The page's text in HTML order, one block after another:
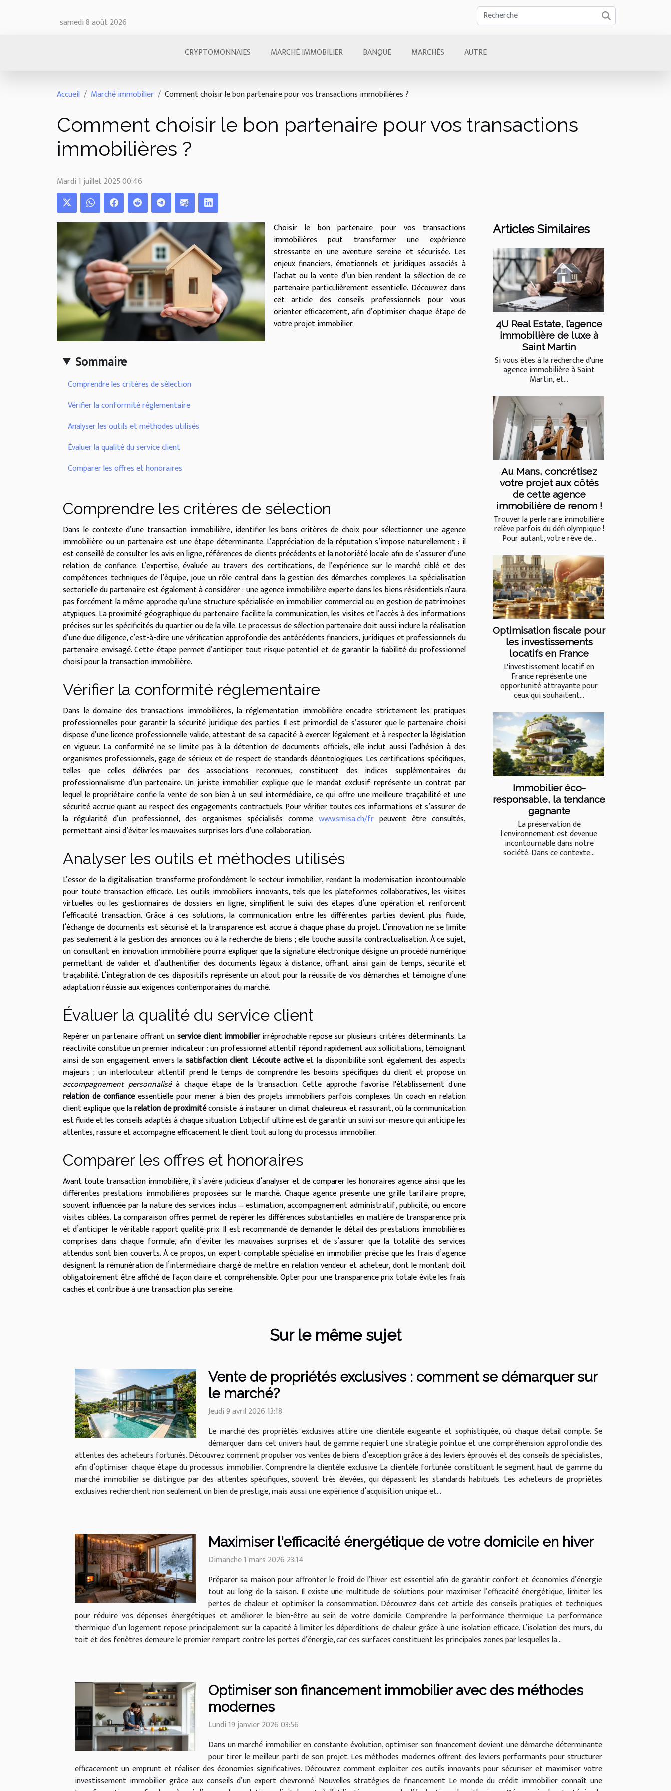
samedi 8 août 2026
CRYPTOMONNAIES MARCHÉ IMMOBILIER BANQUE MARCHÉS AUTRE
Accueil Marché immobilier Comment choisir le bon partenaire pour vos transactions immobilières ?
Comment choisir le bon partenaire pour vos transactions
immobilières ?
Mardi 1 juillet 2025 00:46
Sommaire
Comprendre les critères de sélection
Vérifier la conformité réglementaire
Analyser les outils et méthodes utilisés
Évaluer la qualité du service client
Comparer les offres et honoraires
Choisir le bon partenaire pour vos transactions
immobilières peut transformer une expérience
stressante en une aventure sereine et sécurisée. Les
enjeux financiers, émotionnels et juridiques associés à
l’achat ou la vente d’un bien rendent la sélection de ce
partenaire particulièrement essentielle. Découvrez dans
cet article des conseils professionnels pour vous
orienter efficacement, afin d’optimiser chaque étape de
votre projet immobilier.
Comprendre les critères de sélection
Dans le contexte d’une transaction immobilière, identifier les bons critères de choix pour sélectionner une agence
immobilière ou un partenaire est une étape déterminante. L’appréciation de la réputation s’impose naturellement : il
est conseillé de consulter les avis en ligne, références de clients précédents et la notoriété locale afin de s’assurer d’une
relation de confiance. L’expertise, évaluée au travers des certifications, de l’expérience sur le marché ciblé et des
compétences techniques de l’équipe, joue un rôle central dans la gestion des démarches complexes. La spécialisation
sectorielle du partenaire est également à considérer : une agence immobilière experte dans les biens résidentiels n’aura
pas forcément la même approche qu’une structure spécialisée en immobilier commercial ou en gestion de patrimoines
atypiques. La proximité géographique du partenaire facilite la communication, les visites et l’accès à des informations
précises sur les spécificités du quartier ou de la ville. Le processus de sélection partenaire doit aussi inclure la réalisation
d’une due diligence, c’est-à-dire une vérification approfondie des antécédents financiers, juridiques et professionnels du
partenaire envisagé. Cette étape permet d’anticiper tout risque potentiel et de garantir la fiabilité du professionnel
choisi pour la transaction immobilière.
Vérifier la conformité réglementaire
Dans le domaine des transactions immobilières, la réglementation immobilière encadre strictement les pratiques
professionnelles pour garantir la sécurité juridique des parties. Il est primordial de s’assurer que le partenaire choisi
dispose d’une licence professionnelle valide, attestant de sa capacité à exercer légalement et à respecter la législation
en vigueur. La conformité ne se limite pas à la détention de documents officiels, elle inclut aussi l’adhésion à des
organismes professionnels, gage de sérieux et de respect de standards déontologiques. Les certifications spécifiques,
telles que celles délivrées par des associations reconnues, constituent des indices supplémentaires du
professionnalisme d’un partenaire. Un juriste immobilier explique que le mandat exclusif représente un contrat par
lequel le propriétaire confie la vente de son bien à un seul intermédiaire, ce qui offre une meilleure traçabilité et une
sécurité accrue quant au respect des engagements contractuels. Pour vérifier toutes ces informations et s’assurer de
la régularité d’un professionnel, des organismes spécialisés comme www.smisa.ch/fr peuvent être consultés,
permettant ainsi d’éviter les mauvaises surprises lors d’une collaboration.
Analyser les outils et méthodes utilisés
L’essor de la digitalisation transforme profondément le secteur immobilier, rendant la modernisation incontournable
pour toute transaction efficace. Les outils immobiliers innovants, tels que les plateformes collaboratives, les visites
virtuelles ou les gestionnaires de dossiers en ligne, simplifient le suivi des étapes d’une opération et renforcent
l’efficacité transaction. Grâce à ces solutions, la communication entre les différentes parties devient plus fluide,
l’échange de documents est sécurisé et la transparence est accrue à chaque phase du projet. L’innovation ne se limite
pas seulement à la gestion des annonces ou à la recherche de biens ; elle touche aussi la contractualisation. À ce sujet,
un consultant en innovation immobilière pourra expliquer que la signature électronique désigne un procédé numérique
permettant de valider et d’authentifier des documents légaux à distance, offrant ainsi gain de temps, sécurité et
traçabilité. L’intégration de ces dispositifs représente un atout pour la réussite de vos démarches et témoigne d’une
adaptation réussie aux exigences contemporaines du marché.
Évaluer la qualité du service client
Repérer un partenaire offrant unservice client immobilierirréprochable repose sur plusieurs critères déterminants. La
réactivité constitue un premier indicateur : un professionnel attentif répond rapidement aux sollicitations, témoignant
ainsi de son engagement envers la satisfaction client. L'écoute activeet la disponibilité sont également des aspects
majeurs ; un interlocuteur attentif prend le temps de comprendre les besoins spécifiques du client et propose un
accompagnement personnaliséà chaque étape de la transaction. Cette approche favorise l'établissement d'une
relation de confianceessentielle pour mener à bien des projets immobiliers parfois complexes. Un coach en relation
client explique que larelation de proximitéconsiste à instaurer un climat chaleureux et rassurant, où la communication
est fluide et les conseils adaptés à chaque situation. L'objectif ultime est de garantir un suivi sur-mesure qui anticipe les
attentes, rassure et accompagne efficacement le client tout au long du processus immobilier.
Comparer les offres et honoraires
Avant toute transaction immobilière, il s’avère judicieux d’analyser et de comparer les honoraires agence ainsi que les
différentes prestations immobilières proposées sur le marché. Chaque agence présente une grille tarifaire propre,
souvent influencée par la nature des services inclus – estimation, accompagnement administratif, publicité, ou encore
visites ciblées. La comparaison offres permet de repérer les différences substantielles en matière de transparence prix
et d’anticiper le véritable rapport qualité-prix. Il est recommandé de demander le détail des prestations immobilières
comprises dans chaque formule, afin d’éviter les mauvaises surprises et de s’assurer que la totalité des services
attendus sont bien couverts. À ce propos, un expert-comptable spécialisé en immobilier précise que les frais d’agence
désignent la rémunération de l’intermédiaire chargé de mettre en relation vendeur et acheteur, dont le montant doit
obligatoirement être affiché de façon claire et compréhensible. Opter pour une transparence prix totale évite les frais
cachés et contribue à une transaction plus sereine.
Articles Similaires
4U Real Estate, l’agence
immobilière de luxe à
Saint Martin
Si vous êtes à la recherche d'une
agence immobilière à Saint
Martin, et...
Au Mans, concrétisez
votre projet aux côtés
de cette agence
immobilière de renom !
Trouver la perle rare immobilière
relève parfois du défi olympique !
Pour autant, votre rêve de...
Optimisation fiscale pour
les investissements
locatifs en France
L'investissement locatif en
France représente une
opportunité attrayante pour
ceux qui souhaitent...
Immobilier éco-
responsable, la tendance
gagnante
La préservation de
l'environnement est devenue
incontournable dans notre
société. Dans ce contexte...
Sur le même sujet
Vente de propriétés exclusives : comment se démarquer sur
le marché?
Jeudi 9 avril 2026 13:18
Le marché des propriétés exclusives attire une clientèle exigeante et sophistiquée, où chaque détail compte. Se
démarquer dans cet univers haut de gamme requiert une stratégie pointue et une compréhension approfondie des
attentes des acheteurs fortunés. Découvrez comment propulser vos ventes de biens d’exception grâce à des leviers éprouvés et des conseils de spécialistes,
afin d’optimiser chaque étape du processus immobilier. Comprendre la clientèle exclusive La clientèle fortunée constituant le segment haut de gamme du
marché immobilier se distingue par des attentes spécifiques, souvent très élevées, qui dépassent les standards habituels. Les acheteurs de propriétés
exclusives recherchent non seulement un bien de prestige, mais aussi une expérience d’acquisition unique et...
Maximiser l'efficacité énergétique de votre domicile en hiver
Dimanche 1 mars 2026 23:14
Préparer sa maison pour affronter le froid de l’hiver est essentiel afin de garantir confort et économies d’énergie
tout au long de la saison. Il existe une multitude de solutions pour maximiser l’efficacité énergétique, limiter les
pertes de chaleur et optimiser la consommation. Découvrez dans cet article des conseils pratiques et techniques
pour réduire vos dépenses énergétiques et améliorer le bien-être au sein de votre domicile. Comprendre la performance thermique La performance
thermique d’un logement repose principalement sur la capacité à limiter les déperditions de chaleur grâce à une isolation efficace. L’isolation des murs, du
toit et des fenêtres demeure le premier rempart contre les pertes d’énergie, car ces surfaces constituent les principales zones par lesquelles la...
Optimiser son financement immobilier avec des méthodes
modernes
Lundi 19 janvier 2026 03:56
Dans un marché immobilier en constante évolution, optimiser son financement devient une démarche déterminante
pour tirer le meilleur parti de son projet. Les méthodes modernes offrent des leviers performants pour structurer
efficacement un emprunt et réaliser des économies significatives. Découvrez comment exploiter ces outils innovants pour sécuriser et maximiser votre
investissement immobilier grâce aux conseils d’un expert chevronné. Nouvelles stratégies de financement Le monde du crédit immobilier connaît une